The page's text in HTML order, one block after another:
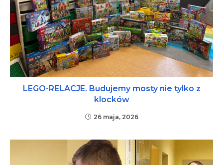
LEGO-RELACJE. Budujemy mosty nie tylko z
klocków
26 maja, 2026